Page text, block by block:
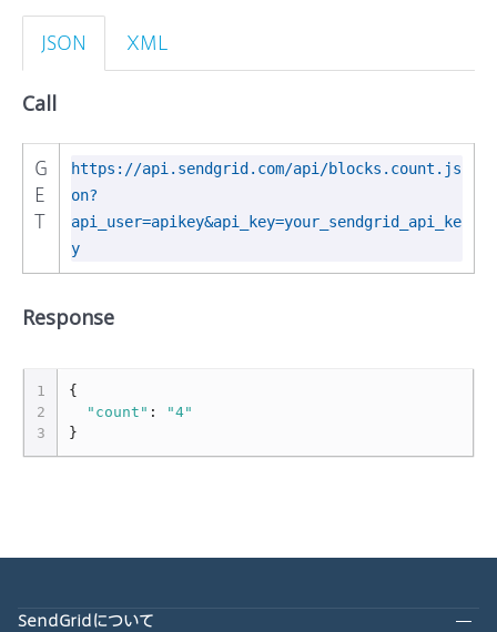
JSON XML
Call
G
E
T
https://api.sendgrid.com/api/blocks.count.js
on?
api_user=apikey&api_key=your_sendgrid_api_ke
y
Response
1
2
3
{
"count" :
"4"
}
SendGridについて